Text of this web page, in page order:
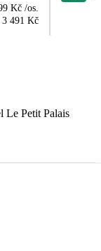
Kč /os.
3 491 Kč
Le Petit Palais